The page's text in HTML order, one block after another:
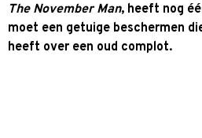
The November Man, heeft nog
moet een getuige beschermen
heeft over een oud complot.